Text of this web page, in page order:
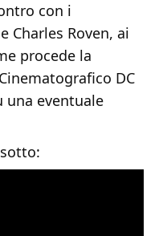
con i
Charles Roven, ai
procede la
DC
una eventuale